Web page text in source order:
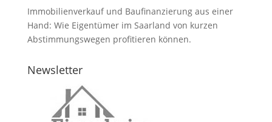
Immobilienverkauf und Baufinanzierung aus einer
Hand: Wie Eigentümer im Saarland von kurzen
Abstimmungswegen profitieren können.
Newsletter